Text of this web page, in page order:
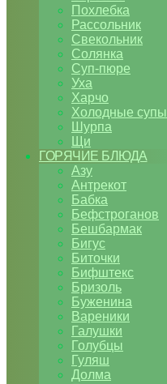
Похлебка
Рассольник
Свекольник
Солянка
Суп-пюре
Уха
Харчо
Холодные супы
Шурпа
Щи
ГОРЯЧИЕ БЛЮДА
Азу
Антрекот
Бабка
Бефстроганов
Бешбармак
Бигус
Биточки
Бифштекс
Бризоль
Буженина
Вареники
Галушки
Голубцы
Гуляш
Долма